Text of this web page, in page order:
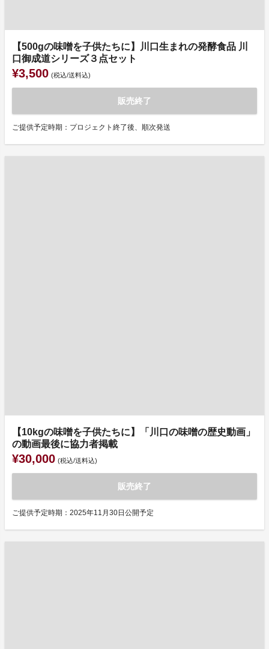
【500gの味噌を子供たちに】川口生まれの発酵食品 川
口御成道シリーズ３点セット
¥3,500 (税込/送料込)
販売終了
ご提供予定時期：プロジェクト終了後、順次発送
【10kgの味噌を子供たちに】「川口の味噌の歴史動画」
の動画最後に協力者掲載
¥30,000 (税込/送料込)
販売終了
ご提供予定時期：2025年11月30日公開予定